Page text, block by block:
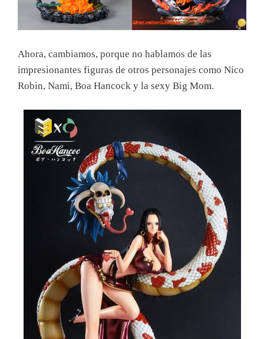
Ahora, cambiamos, porque no hablamos de las
impresionantes figuras de otros personajes como Nico
Robin, Nami, Boa Hancock y la sexy Big Mom.